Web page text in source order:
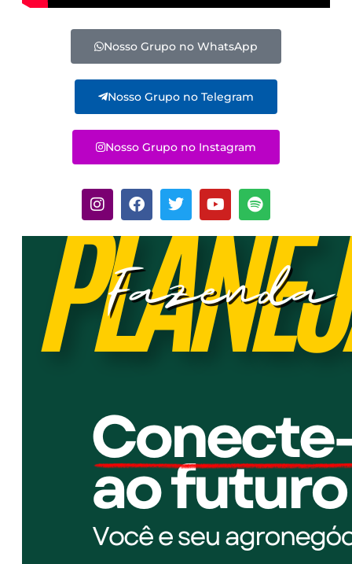
Nosso Grupo no WhatsApp
Nosso Grupo no Telegram
Nosso Grupo no Instagram